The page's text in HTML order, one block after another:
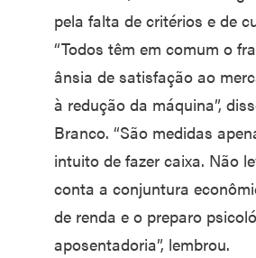
pela falta de critérios e de
“Todos têm em comum o
ânsia de satisfação ao
à redução da máquina”,
Branco. “São medidas
intuito de fazer caixa. Não
conta a conjuntura
de renda e o preparo
aposentadoria”, lembrou.